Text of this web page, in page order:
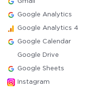
Gmail
Google Analytics
Google Analytics 4
Google Calendar
Google Drive
Google Sheets
Instagram